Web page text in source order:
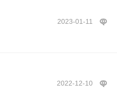
2023-01-11
2022-12-10